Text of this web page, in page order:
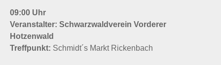
09:00 Uhr
Veranstalter: Schwarzwaldverein Vorderer
Hotzenwald
Treffpunkt: Schmidt´s Markt Rickenbach